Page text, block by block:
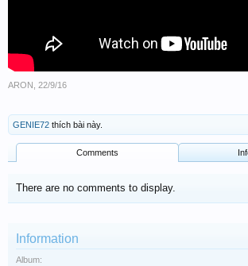
ARON 22/9/16
GENIE72 thích bài này.
Comments
There are no comments to display.
Information
Album: